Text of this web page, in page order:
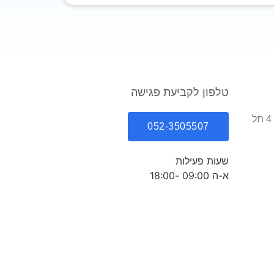
כתובתינו: יוסף פעמוני 4 תל
טלפון לקביעת פגישה
052-3505507
שעות פעילות
א-ה 09:00 -18:00